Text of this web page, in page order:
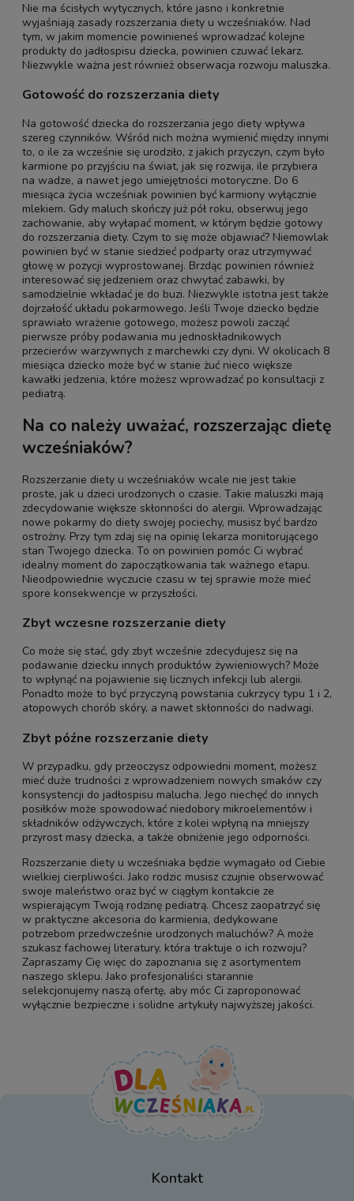
Nie ma ścisłych wytycznych, które jasno i konkretnie
wyjaśniają zasady rozszerzania diety u wcześniaków. Nad
tym, w jakim momencie powinieneś wprowadzać kolejne
produkty do jadłospisu dziecka, powinien czuwać lekarz.
Niezwykle ważna jest również obserwacja rozwoju maluszka.
Gotowość do rozszerzania diety
Na gotowość dziecka do rozszerzania jego diety wpływa
szereg czynników. Wśród nich można wymienić między innymi
to, o ile za wcześnie się urodziło, z jakich przyczyn, czym było
karmione po przyjściu na świat, jak się rozwija, ile przybiera
na wadze, a nawet jego umiejętności motoryczne. Do 6
miesiąca życia wcześniak powinien być karmiony wyłącznie
mlekiem. Gdy maluch skończy już pół roku, obserwuj jego
zachowanie, aby wyłapać moment, w którym będzie gotowy
do rozszerzania diety. Czym to się może objawiać? Niemowlak
powinien być w stanie siedzieć podparty oraz utrzymywać
głowę w pozycji wyprostowanej. Brzdąc powinien również
interesować się jedzeniem oraz chwytać zabawki, by
samodzielnie wkładać je do buzi. Niezwykle istotna jest także
dojrzałość układu pokarmowego. Jeśli Twoje dziecko będzie
sprawiało wrażenie gotowego, możesz powoli zacząć
pierwsze próby podawania mu jednoskładnikowych
przecierów warzywnych z marchewki czy dyni. W okolicach 8
miesiąca dziecko może być w stanie żuć nieco większe
kawałki jedzenia, które możesz wprowadzać po konsultacji z
pediatrą.
Na co należy uważać, rozszerzając dietę
wcześniaków?
Rozszerzanie diety u wcześniaków wcale nie jest takie
proste, jak u dzieci urodzonych o czasie. Takie maluszki mają
zdecydowanie większe skłonności do alergii. Wprowadzając
nowe pokarmy do diety swojej pociechy, musisz być bardzo
ostrożny. Przy tym zdaj się na opinię lekarza monitorującego
stan Twojego dziecka. To on powinien pomóc Ci wybrać
idealny moment do zapoczątkowania tak ważnego etapu.
Nieodpowiednie wyczucie czasu w tej sprawie może mieć
spore konsekwencje w przyszłości.
Zbyt wczesne rozszerzanie diety
Co może się stać, gdy zbyt wcześnie zdecydujesz się na
podawanie dziecku innych produktów żywieniowych? Może
to wpłynąć na pojawienie się licznych infekcji lub alergii.
Ponadto może to być przyczyną powstania cukrzycy typu 1 i 2,
atopowych chorób skóry, a nawet skłonności do nadwagi.
Zbyt późne rozszerzanie diety
W przypadku, gdy przeoczysz odpowiedni moment, możesz
mieć duże trudności z wprowadzeniem nowych smaków czy
konsystencji do jadłospisu malucha. Jego niechęć do innych
posiłków może spowodować niedobory mikroelementów i
składników odżywczych, które z kolei wpłyną na mniejszy
przyrost masy dziecka, a także obniżenie jego odporności.
Rozszerzanie diety u wcześniaka będzie wymagało od Ciebie
wielkiej cierpliwości. Jako rodzic musisz czujnie obserwować
swoje maleństwo oraz być w ciągłym kontakcie ze
wspierającym Twoją rodzinę pediatrą. Chcesz zaopatrzyć się
w praktyczne akcesoria do karmienia, dedykowane
potrzebom przedwcześnie urodzonych maluchów? A może
szukasz fachowej literatury, która traktuje o ich rozwoju?
Zapraszamy Cię więc do zapoznania się z asortymentem
naszego sklepu. Jako profesjonaliści starannie
selekcjonujemy naszą ofertę, aby móc Ci zaproponować
wyłącznie bezpieczne i solidne artykuły najwyższej jakości.
Kontakt